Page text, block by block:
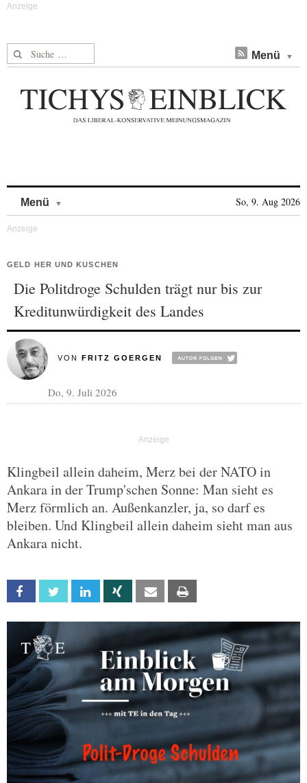
Suche nach: Menü
Menü So, 9. Aug 2026
GELD HER UND KUSCHEN
Die Politdroge Schulden trägt nur bis zur
Kreditunwürdigkeit des Landes
VON FRITZ GOERGEN
Do, 9. Juli 2026
Klingbeil allein daheim, Merz bei der NATO in
Ankara in der Trump'schen Sonne: Man sieht es
Merz förmlich an. Außenkanzler, ja, so darf es
bleiben. Und Klingbeil allein daheim sieht man aus
Ankara nicht.
Facebook Twitter Linkedin Xing Email